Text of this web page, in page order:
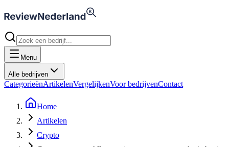
Menu
Alle bedrijven
CategorieënArtikelenVergelijkenVoor bedrijvenContact
Home
Artikelen
Crypto